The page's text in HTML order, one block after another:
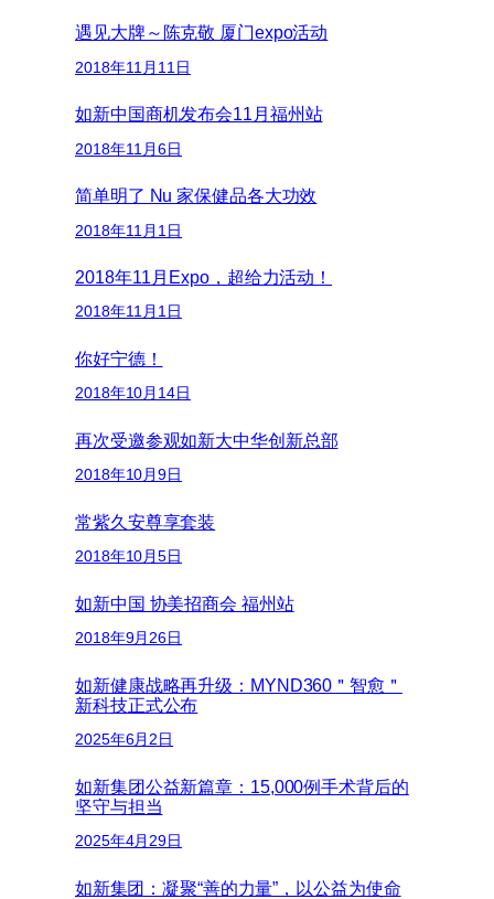
遇见大牌～陈克敬 厦门expo活动
2018年11月11日
如新中国商机发布会11月福州站
2018年11月6日
简单明了 Nu 家保健品各大功效
2018年11月1日
2018年11月Expo，超给力活动！
2018年11月1日
你好宁德！
2018年10月14日
再次受邀参观如新大中华创新总部
2018年10月9日
常紫久安尊享套装
2018年10月5日
如新中国 协美招商会 福州站
2018年9月26日
如新健康战略再升级：MYND360＂智愈＂
新科技正式公布
2025年6月2日
如新集团公益新篇章：15,000例手术背后的
坚守与担当
2025年4月29日
如新集团：凝聚“善的力量”，以公益为使命